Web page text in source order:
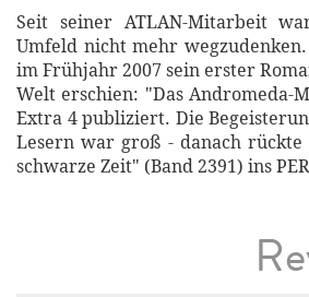
Seit seiner ATLAN-Mitarbeit
Umfeld nicht mehr
im Frühjahr 2007 sein erster
Welt erschien: "Das Andromeda-
Extra 4 publiziert. Die
Lesern war groß - danach
schwarze Zeit" (Band 2391) ins